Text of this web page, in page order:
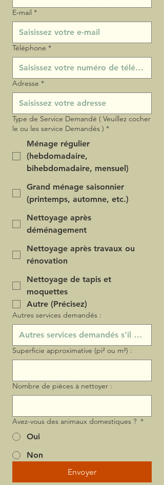
E‑mail *
Téléphone *
Adresse *
Type de Service Demandé ( Veuillez cocher
le ou les service Demandés ) *
Ménage régulier
(hebdomadaire,
bihebdomadaire, mensuel)
Grand ménage saisonnier
(printemps, automne, etc.)
Nettoyage après
déménagement
Nettoyage après travaux ou
rénovation
Nettoyage de tapis et
moquettes
Autre (Précisez)
Autres services demandés :
Superficie approximative (pi² ou m²) :
Nombre de pièces à nettoyer :
Avez-vous des animaux domestiques ? *
Oui
Non
Envoyer